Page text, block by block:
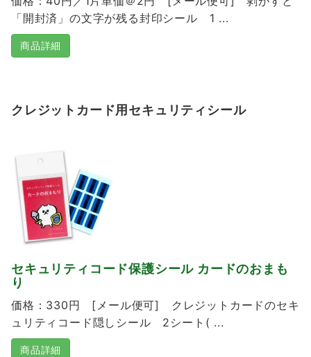
「開封済」の文字が残る封印シール 1 ...
商品詳細
クレジットカード用セキュリティシール
セキュリティコード保護シール カードのおまも
り
価格：330円 [メール便可] クレジットカードのセキ
ュリティコード隠しシール 2シート( ...
商品詳細